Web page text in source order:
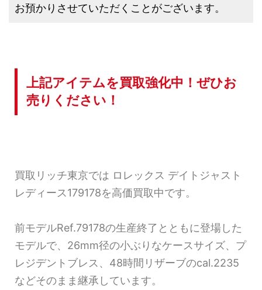
お預かりさせていただくことがございます。
上記アイテムを買取強化中！ぜひお
売りください！
買取リッチ東京では ロレックス デイトジャスト
レディース179178を高価買取中です。
前モデルRef.79178の生産終了とともに登場した
モデルで、26mm径の小ぶりなケースサイズ、プ
レジデントブレス、48時間リザーブのcal.2235
などそのまま継承しています。